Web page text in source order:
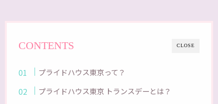
CLOSE
CONTENTS
プライドハウス東京って？
プライドハウス東京 トランスデーとは？